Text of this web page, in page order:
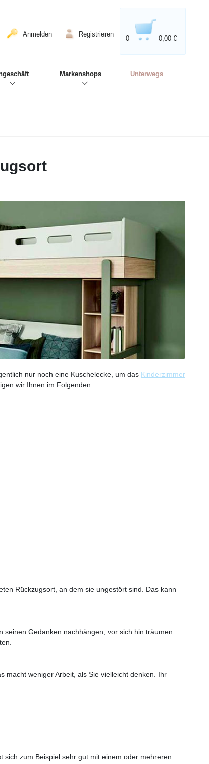
Anmelden Registrieren
0 0,00 €
Markenshops Unterwegs
nur noch eine Kuschelecke, um das Kinderzimmer
wir Ihnen im Folgenden.
Rückzugsort, an dem sie ungestört sind. Das kann
seinen Gedanken nachhängen, vor sich hin träumen
macht weniger Arbeit, als Sie vielleicht denken. Ihr
sich zum Beispiel sehr gut mit einem oder mehreren